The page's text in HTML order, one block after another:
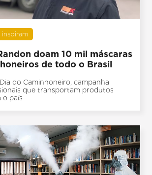
inspiram
doam 10 mil máscaras
de todo o Brasil
do Caminhoneiro, campanha
que transportam produtos
o país